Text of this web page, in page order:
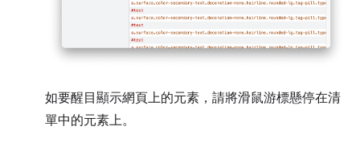
如要醒目顯示網頁上的元素，請將滑鼠游標懸停在清
單中的元素上。